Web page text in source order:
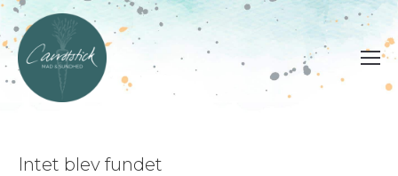
Intet blev fundet